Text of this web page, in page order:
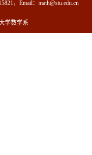
，Email：math@stu.edu.cn
学数学系